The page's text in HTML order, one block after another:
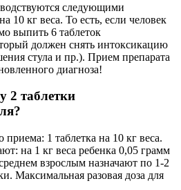
следующими
10 кг веса. То есть, если человек
выпить 6 таблеток
должен снять интоксикацию
стула и пр.). Прием препарата
диагноза!
2 таблетки
приема: 1 таблетка на 10 кг веса.
на 1 кг веса ребенка 0,05 грамм
взрослым назначают по 1-2
Максимальная разовая доза для